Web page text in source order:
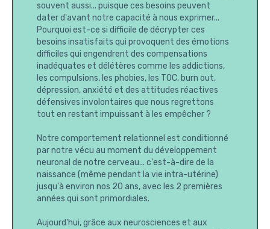
souvent aussi... puisque ces besoins peuvent
dater d'avant notre capacité à nous exprimer...
Pourquoi est-ce si difficile de décrypter ces
besoins insatisfaits qui provoquent des émotions
difficiles qui engendrent des compensations
inadéquates et délétères comme les addictions,
les compulsions, les phobies, les TOC, burn out,
dépression, anxiété et des attitudes réactives
défensives involontaires que nous regrettons
tout en restant impuissant à les empêcher ?
Notre comportement relationnel est conditionné
par notre vécu au moment du développement
neuronal de notre cerveau... c'est-à-dire de la
naissance (même pendant la vie intra-utérine)
jusqu'à environ nos 20 ans, avec les 2 premières
années qui sont primordiales.
Aujourd'hui, grâce aux neurosciences et aux